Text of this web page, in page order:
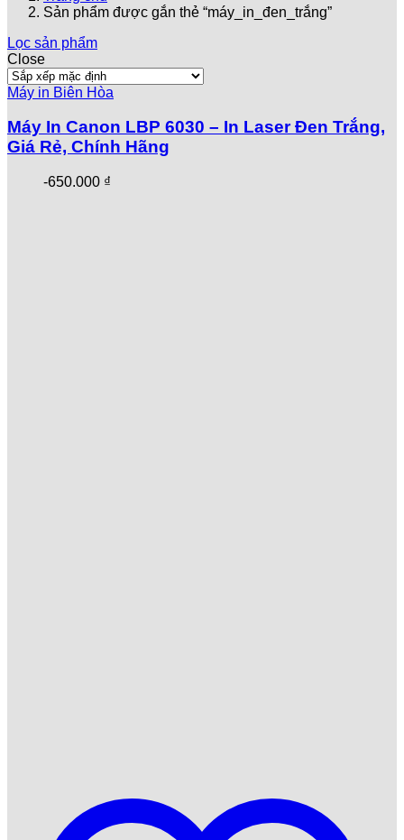
Sản phẩm được gắn thẻ “máy_in_đen_trắng”
Lọc sản phẩm
Close
Máy in Biên Hòa
Máy In Canon LBP 6030 – In Laser Đen Trắng,
Giá Rẻ, Chính Hãng
-650.000 ₫